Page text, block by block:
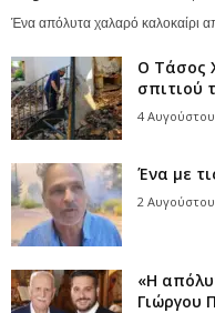
Ένα απόλυτα χαλαρό καλοκαίρι
Ο Τάσος
σπιτιού
4
Ένα με
2
«Η
Γιώργου